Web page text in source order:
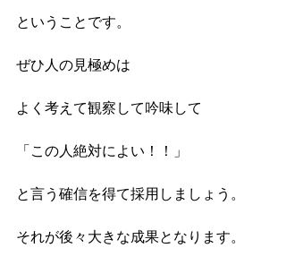
ということです。
ぜひ人の見極めは
よく考えて観察して吟味して
「この人絶対によい！！」
と言う確信を得て採用しましょう。
それが後々大きな成果となります。